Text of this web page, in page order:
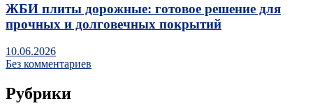
ЖБИ плиты дорожные: готовое решение для
прочных и долговечных покрытий
10.06.2026
Без комментариев
Рубрики